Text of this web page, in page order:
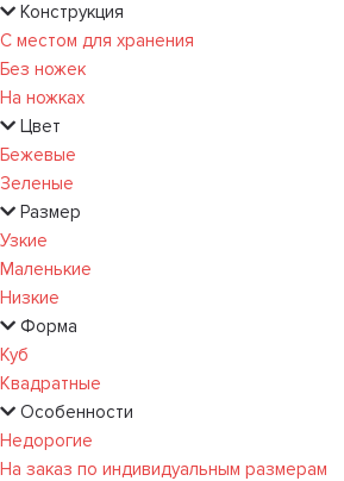
Конструкция
С местом для хранения
Без ножек
На ножках
Цвет
Бежевые
Зеленые
Размер
Узкие
Маленькие
Низкие
Форма
Куб
Квадратные
Особенности
Недорогие
На заказ по индивидуальным размерам